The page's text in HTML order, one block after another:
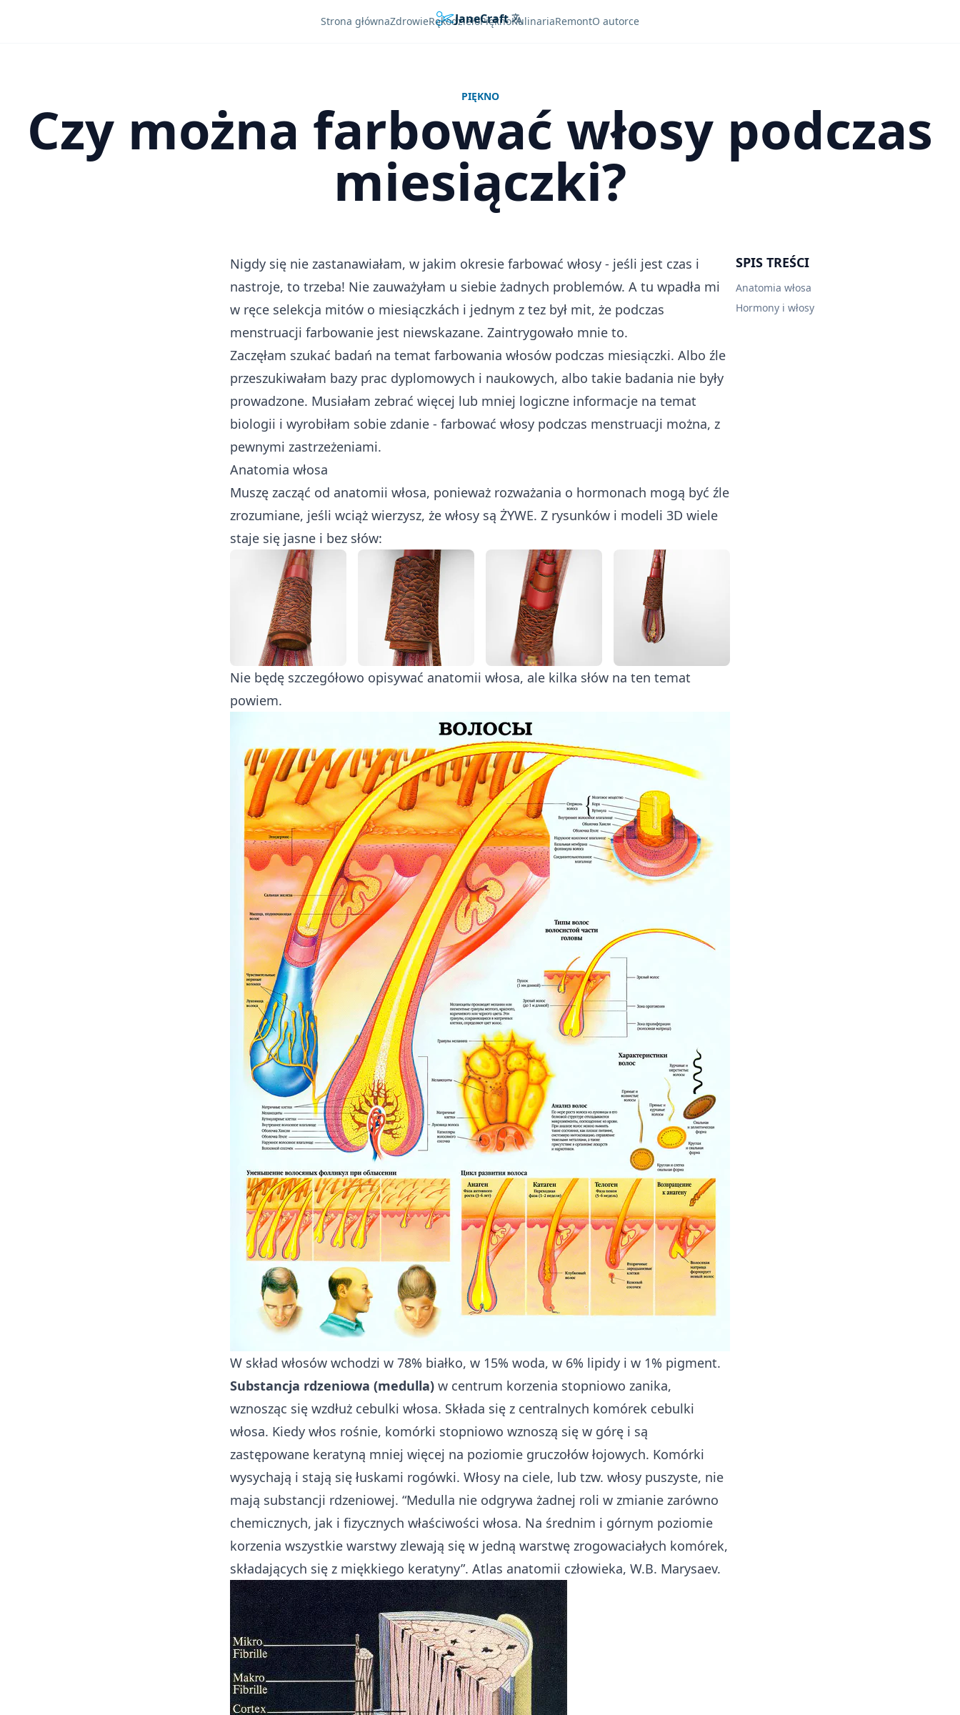
JaneCraft Languages
Strona głównaZdrowieRękodziełoPięknoKulinariaRemontO autorce
PIĘKNO
Czy można farbować włosy podczas
miesiączki?
Nigdy się nie zastanawiałam, w jakim okresie farbować włosy - jeśli jest czas i
nastroje, to trzeba! Nie zauważyłam u siebie żadnych problemów. A tu wpadła mi
w ręce selekcja mitów o miesiączkách i jednym z tez był mit, że podczas
menstruacji farbowanie jest niewskazane. Zaintrygowało mnie to.
Zaczęłam szukać badań na temat farbowania włosów podczas miesiączki. Albo źle
przeszukiwałam bazy prac dyplomowych i naukowych, albo takie badania nie były
prowadzone. Musiałam zebrać więcej lub mniej logiczne informacje na temat
biologii i wyrobiłam sobie zdanie - farbować włosy podczas menstruacji można, z
pewnymi zastrzeżeniami.
Anatomia włosa
Muszę zacząć od anatomii włosa, ponieważ rozważania o hormonach mogą być źle
zrozumiane, jeśli wciąż wierzysz, że włosy są ŻYWE. Z rysunków i modeli 3D wiele
staje się jasne i bez słów:
Nie będę szczegółowo opisywać anatomii włosa, ale kilka słów na ten temat
powiem.
W skład włosów wchodzi w 78% białko, w 15% woda, w 6% lipidy i w 1% pigment.
Substancja rdzeniowa (medulla) w centrum korzenia stopniowo zanika,
wznosząc się wzdłuż cebulki włosa. Składa się z centralnych komórek cebulki
włosa. Kiedy włos rośnie, komórki stopniowo wznoszą się w górę i są
zastępowane keratyną mniej więcej na poziomie gruczołów łojowych. Komórki
wysychają i stają się łuskami rogówki. Włosy na ciele, lub tzw. włosy puszyste, nie
mają substancji rdzeniowej. “Medulla nie odgrywa żadnej roli w zmianie zarówno
chemicznych, jak i fizycznych właściwości włosa. Na średnim i górnym poziomie
korzenia wszystkie warstwy zlewają się w jedną warstwę zrogowaciałych komórek,
składających się z miękkiego keratyny”. Atlas anatomii człowieka, W.B. Marysaev.
SPIS TREŚCI
Anatomia włosa
Hormony i włosy